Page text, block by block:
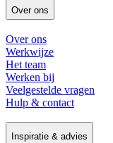
Over ons
Over ons
Werkwijze
Het team
Werken bij
Veelgestelde vragen
Hulp & contact
Inspiratie & advies